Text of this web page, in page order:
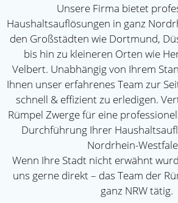
Unsere Firma bietet
Haushaltsauflösungen in ganz
den Großstädten wie Dortmund,
bis hin zu kleineren Orten wie
Velbert. Unabhängig von Ihrem
Ihnen unser erfahrenes Team zur
schnell & effizient zu erledigen.
Rümpel Zwerge für eine
Durchführung Ihrer
Nordrhein-
Wenn Ihre Stadt nicht erwähnt
uns gerne direkt – das Team der
ganz NRW tätig.